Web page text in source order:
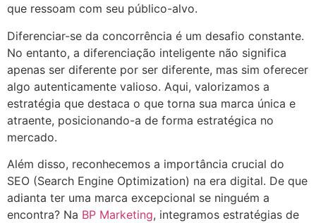
que ressoam com seu público-alvo.
Diferenciar-se da concorrência é um desafio constante.
No entanto, a diferenciação inteligente não significa
apenas ser diferente por ser diferente, mas sim oferecer
algo autenticamente valioso. Aqui, valorizamos a
estratégia que destaca o que torna sua marca única e
atraente, posicionando-a de forma estratégica no
mercado.
Além disso, reconhecemos a importância crucial do
SEO (Search Engine Optimization) na era digital. De que
adianta ter uma marca excepcional se ninguém a
encontra? Na BP Marketing, integramos estratégias de